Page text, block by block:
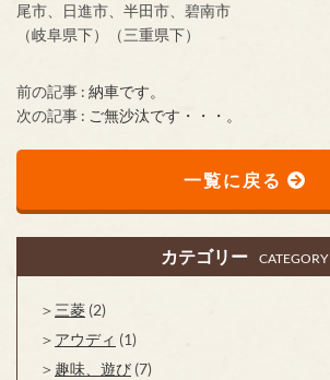
尾市、日進市、半田市、碧南市
（岐阜県下）（三重県下）
前の記事 : 納車です。
次の記事 : ご無沙汰です・・・。
一覧に戻る
カテゴリー CATEGORY
三菱 (2)
アウディ (1)
趣味、遊び (7)